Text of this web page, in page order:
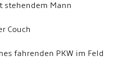
stehendem Mann
Couch
fahrenden PKW im Feld